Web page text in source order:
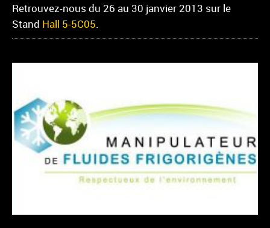
Retrouvez-nous du 26 au 30 janvier 2013 sur le
Stand Hall 5-5C05.